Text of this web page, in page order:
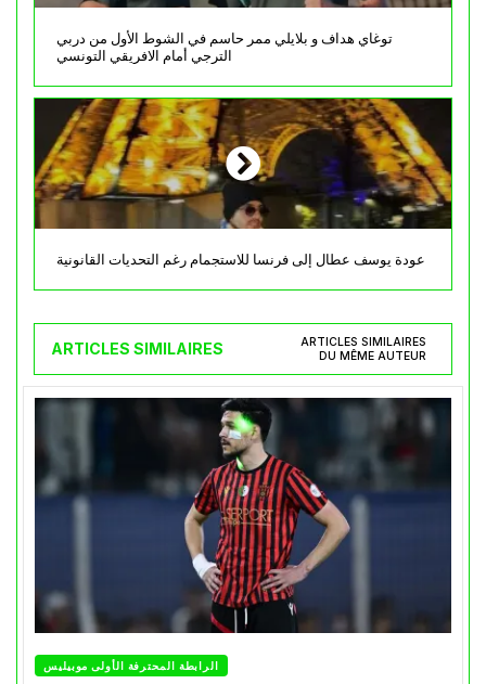
توغاي هداف و بلايلي ممر حاسم في الشوط الأول من دربي
الترجي أمام الافريقي التونسي
عودة يوسف عطال إلى فرنسا للاستجمام رغم التحديات القانونية
ARTICLES SIMILAIRES
ARTICLES SIMILAIRES
DU MÊME AUTEUR
الرابطة المحترفة الأولى موبيليس